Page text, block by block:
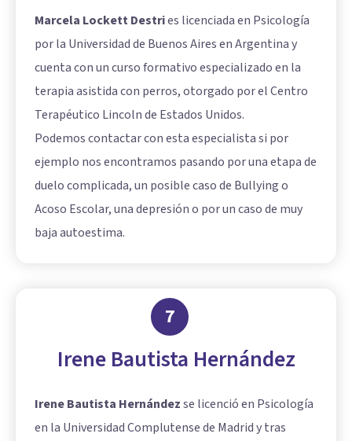
Marcela Lockett Destries licenciada en Psicología
por la Universidad de Buenos Aires en Argentina y
cuenta con un curso formativo especializado en la
terapia asistida con perros, otorgado por el Centro
Terapéutico Lincoln de Estados Unidos.
Podemos contactar con esta especialista si por
ejemplo nos encontramos pasando por una etapa de
duelo complicada, un posible caso de Bullying o
Acoso Escolar, una depresión o por un caso de muy
baja autoestima.
7
Irene Bautista Hernández
Irene Bautista Hernándezse licenció en Psicología
en la Universidad Complutense de Madrid y tras